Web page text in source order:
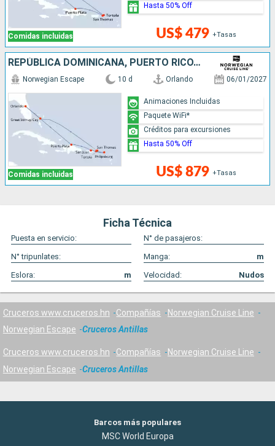
Comidas incluidas US$ 479 +Tasas
Hasta 50% Off
REPÚBLICA DOMINICANA, PUERTO RICO, SAN MARTÍN, BAHAMAS, ESTADOS UNIDOS
Comidas incluidas
Norwegian Escape 10 d Orlando 06/01/2027
US$ 879 +Tasas
Animaciones Incluidas
Paquete WiFi*
Créditos para excursiones
Hasta 50% Off
Ficha Técnica
Puesta en servicio:
N° de pasajeros:
N° tripunlates:
Manga:
m
Eslora:
m Velocidad: Nudos
Cruceros www.cruceros.hn Compañías
Norwegian Cruise Line
Norwegian Escape
Cruceros Antillas
Cruceros www.cruceros.hn Compañías
Norwegian Cruise Line
Norwegian Escape
Cruceros Antillas
Barcos más populares
MSC World Europa